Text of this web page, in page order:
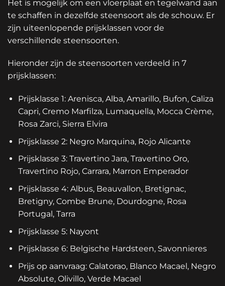
Het is mogelijk om een vloerplaat en tegelwand aan
te schaffen in dezelfde steensoort als de schouw. Er
zijn uiteenlopende prijsklassen voor de
verschillende steensoorten.
Hieronder zijn de steensoorten verdeeld in 7
prijsklassen:
Prijsklasse 1: Arenisca, Alba, Amarillo, Bufon, Caliza
Capri, Cremo Marfilza, Lumaquella, Mocca Crème,
Rosa Zarci, Sierra Elvira
Prijsklasse 2: Negro Marquina, Rojo Alicante
Prijsklasse 3: Travertino Jara, Travertino Oro,
Travertino Rojo, Carrara, Marron Emperador
Prijsklasse 4: Albus, Beauvallon, Bretignac,
Bretigny, Combe Brune, Dourdogne, Rosa
Portugal, Tarra
Prijsklasse 5: Nayont
Prijsklasse 6: Belgische Hardsteen, Savonnieres
Prijs op aanvraag: Calatorao, Blanco Macael, Negro
Absolute, Olivillo, Verde Macael